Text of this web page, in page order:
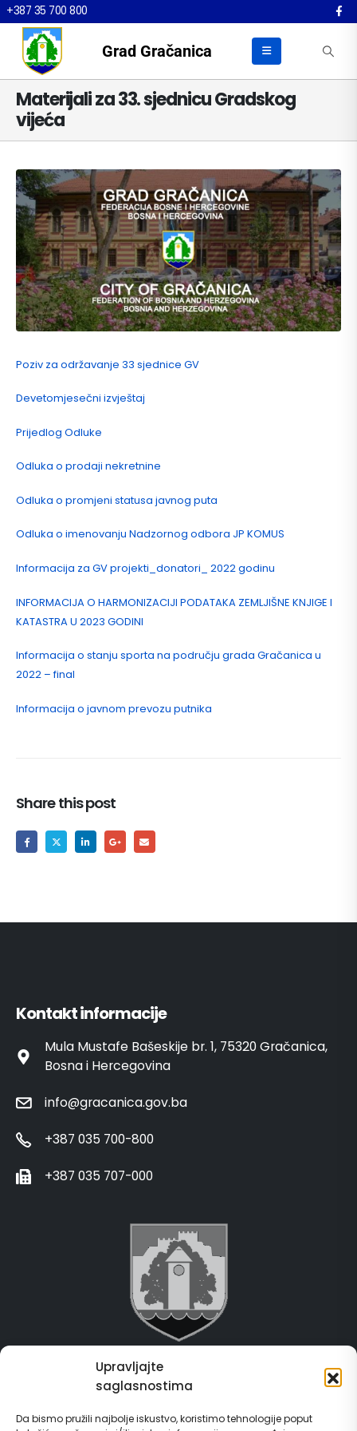
Upravljajte
saglasnostima
Da bismo pružili najbolje iskustvo, koristimo tehnologije poput
+387 35 700 800
Grad Gračanica
Materijali za 33. sjednicu Gradskog
vijeća
Poziv za održavanje 33 sjednice GV
Devetomjesečni izvještaj
Prijedlog Odluke
Odluka o prodaji nekretnine
Odluka o promjeni statusa javnog puta
Odluka o imenovanju Nadzornog odbora JP KOMUS
Informacija za GV projekti_donatori_ 2022 godinu
INFORMACIJA O HARMONIZACIJI PODATAKA ZEMLJIŠNE KNJIGE I
KATASTRA U 2023 GODINI
Informacija o stanju sporta na području grada Gračanica u
2022 – final
Informacija o javnom prevozu putnika
Share this post
Kontakt informacije
Mula Mustafe Bašeskije br. 1, 75320 Gračanica,
Bosna i Hercegovina
info@gracanica.gov.ba
+387 035 700-800
+387 035 707-000
Grad Gračanica